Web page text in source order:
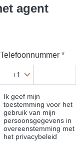
agent
Telefoonnummer *
+1
Ik geef mijn
toestemming voor het
gebruik van mijn
persoonsgegevens in
overeenstemming met
het privacybeleid